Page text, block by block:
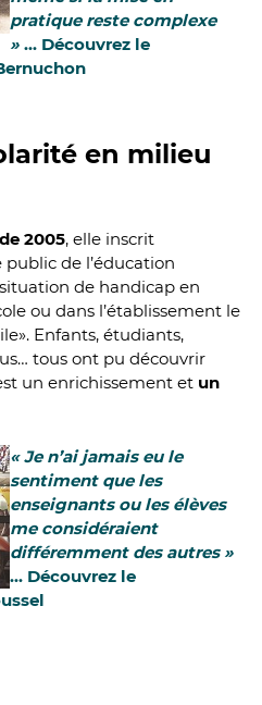
pratique reste complexe
» ... Découvrez le
en milieu
2005, elle inscrit
public de l’éducation
de handicap en
ou dans l’établissement le
Enfants, étudiants,
tous ont pu découvrir
un enrichissement et un
« Je n’ai jamais eu le
sentiment que les
enseignants ou les élèves
me considéraient
différemment des autres »
... Découvrez le